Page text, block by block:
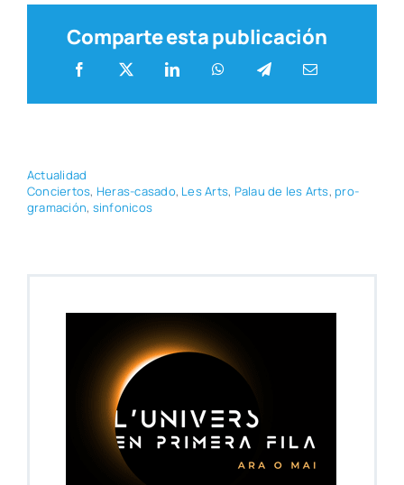
Comparte esta publicación
Actua­li­dad
Con­cier­tos, Heras-casa­do, Les Arts, Palau de les Arts, pro­
gra­ma­ción, sin­fo­ni­cos